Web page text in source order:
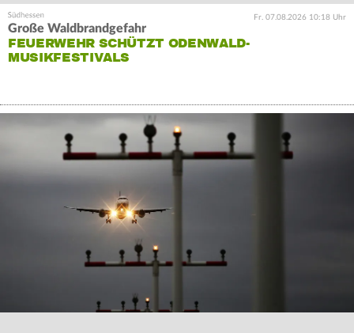
Fr. 07.08.2026 10:18 Uhr
Große Waldbrandgefahr
FEUERWEHR SCHÜTZT ODENWALD-
MUSIKFESTIVALS